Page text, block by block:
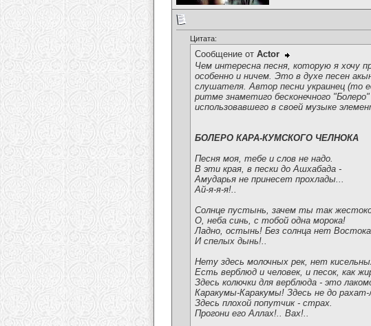
Цитата:
Сообщение от Actor
Чем интересна песня, которую я хочу
особенно и ничем. Это в духе песен
слушателя. Автор песни украинец (то
ритме знаметиго бесконечного
использовавшего в своей музыке
БОЛЕРО КАРА-КУМСКОГО ЧЕЛНОКА
Песня моя, тебе и слов не надо.
В эти края, в пески до Ашхабада -
Амударья не принесет прохлады...
Ай-я-я-я!..
Солнце пустынь, зачем ты так
О, неба синь, с тобой одна морока!
Ладно, остынь! Без солнца нет Востока
И спелых дынь!..
Нету здесь молочных рек, нет
Есть верблюд и человек, и песок, как
Здесь колючки для верблюда - это
Каракумы-Каракумы! Здесь не до рахат-
Здесь плохой попутчик - страх.
Прогони его Аллах!.. Вах!..